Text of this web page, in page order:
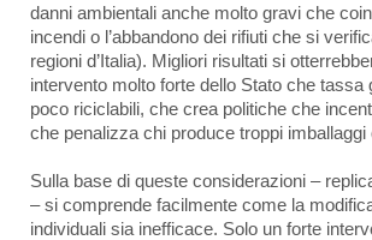
danni ambientali anche molto gravi che
incendi o l’abbandono dei rifiuti che si
regioni d’Italia). Migliori risultati si
intervento molto forte dello Stato che tassa
poco riciclabili, che crea politiche che
che penalizza chi produce troppi imballaggi
Sulla base di queste considerazioni –
– si comprende facilmente come la
individuali sia inefficace. Solo un forte